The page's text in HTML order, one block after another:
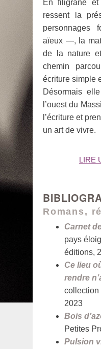
En filigrane
ressent la
personnages
aïeux —, la
de la nature
chemin
écriture simple
Désormais
l’ouest du
l’écriture et
un art de vivre.
LIRE
Romans,
Carnet
pays
éditions,
Ce lieu
rendre
collection
2023
Bois
Petites
Pulsion